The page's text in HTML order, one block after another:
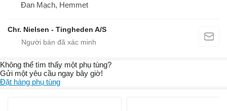
Đan Mạch, Hemmet
Chr. Nielsen - Tingheden A/S
Không thể tìm thấy một phụ tùng?
Gửi một yêu cầu ngay bây giờ!
Đặt hàng phụ tùng